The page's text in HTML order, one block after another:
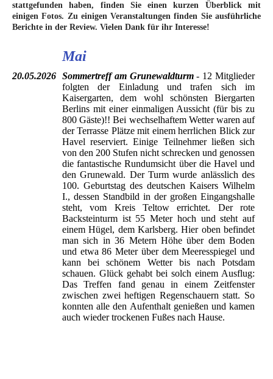
stattgefunden haben, finden Sie einen kurzen Überblick mit
einigen Fotos. Zu einigen Veranstaltungen finden Sie ausführliche
Berichte in der Review. Vielen Dank für ihr Interesse!
Mai
20.05.2026 Sommertreff am Grunewaldturm- 12 Mitglieder
folgten der Einladung und trafen sich im
Kaisergarten, dem wohl schönsten Biergarten
Berlins mit einer einmaligen Aussicht (für bis zu
800 Gäste)!! Bei wechselhaftem Wetter waren auf
der Terrasse Plätze mit einem herrlichen Blick zur
Havel reserviert. Einige Teilnehmer ließen sich
von den 200 Stufen nicht schrecken und genossen
die fantastische Rundumsicht über die Havel und
den Grunewald. Der Turm wurde anlässlich des
100. Geburtstag des deutschen Kaisers Wilhelm
I., dessen Standbild in der großen Eingangshalle
steht, vom Kreis Teltow errichtet. Der rote
Backsteinturm ist 55 Meter hoch und steht auf
einem Hügel, dem Karlsberg. Hier oben befindet
man sich in 36 Metern Höhe über dem Boden
und etwa 86 Meter über dem Meeresspiegel und
kann bei schönem Wetter bis nach Potsdam
schauen. Glück gehabt bei solch einem Ausflug:
Das Treffen fand genau in einem Zeitfenster
zwischen zwei heftigen Regenschauern statt. So
konnten alle den Aufenthalt genießen und kamen
auch wieder trockenen Fußes nach Hause.